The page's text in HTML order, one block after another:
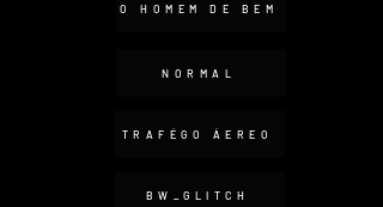
O HOMEM DE BEM
NORMAL
TRAFÉGO ÁEREO
BW_GLITCH